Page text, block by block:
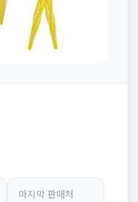
마지막 판매처